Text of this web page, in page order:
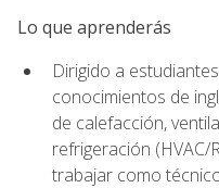
Lo que aprenderás
Dirigido a
conocimientos de
de calefacción,
refrigeración
trabajar como